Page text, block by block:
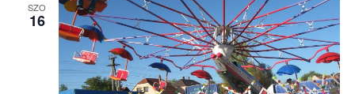
SZO
16